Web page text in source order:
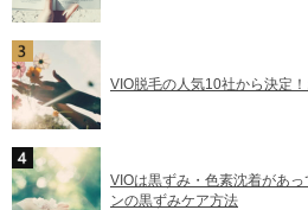
VIO脱毛の人気10社から決定
VIOは黒ずみ・色素沈着があ
ンの黒ずみケア方法